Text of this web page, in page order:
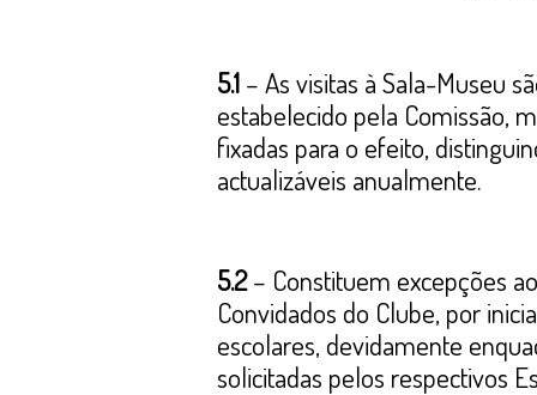
5.1 – As visitas à Sala-Museu
estabelecido pela Comissão,
fixadas para o efeito,
actualizáveis anualmente.
5.2– Constituem excepções
Convidados do Clube, por
escolares, devidamente
solicitadas pelos respectivos